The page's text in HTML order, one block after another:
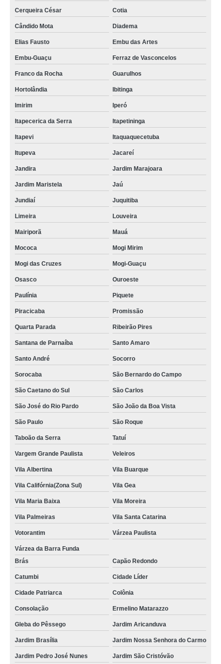
Cerqueira César Cotia
Cândido Mota Diadema
Elias Fausto Embu das Artes
Embu-Guaçu Ferraz de Vasconcelos
Franco da Rocha Guarulhos
Hortolândia Ibitinga
Imirim Iperó
Itapecerica da Serra Itapetininga
Itapevi Itaquaquecetuba
Itupeva Jacareí
Jandira Jardim Marajoara
Jardim Maristela Jaú
Jundiaí Juquitiba
Limeira Louveira
Mairiporã Mauá
Mococa Mogi Mirim
Mogi das Cruzes Mogi-Guaçu
Osasco Ouroeste
Paulínia Piquete
Piracicaba Promissão
Quarta Parada Ribeirão Pires
Santana de Parnaíba Santo Amaro
Santo André Socorro
Sorocaba São Bernardo do Campo
São Caetano do Sul São Carlos
São José do Rio Pardo São João da Boa Vista
São Paulo São Roque
Taboão da Serra Tatuí
Vargem Grande Paulista Veleiros
Vila Albertina Vila Buarque
Vila Califórnia(Zona Sul) Vila Gea
Vila Maria Baixa Vila Moreira
Vila Palmeiras Vila Santa Catarina
Votorantim Várzea Paulista
Várzea da Barra Funda
Brás
Capão Redondo
Catumbi Cidade Líder
Cidade Patriarca Colônia
Consolação Ermelino Matarazzo
Gleba do Pêssego Jardim Aricanduva
Jardim Brasília Jardim Nossa Senhora do Carmo
Jardim Pedro José Nunes Jardim São Cristóvão